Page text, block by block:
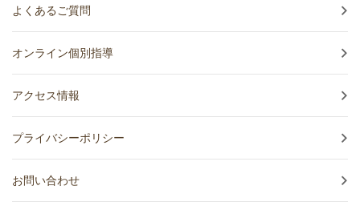
よくあるご質問
オンライン個別指導
アクセス情報
プライバシーポリシー
お問い合わせ